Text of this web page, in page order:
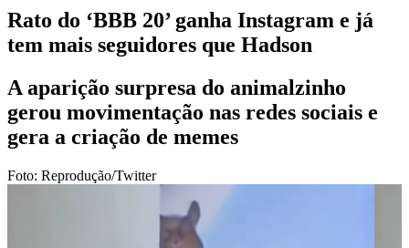
Rato do ‘BBB 20’ ganha Instagram e já
tem mais seguidores que Hadson
A aparição surpresa do animalzinho
gerou movimentação nas redes sociais e
gera a criação de memes
Foto: Reprodução/Twitter